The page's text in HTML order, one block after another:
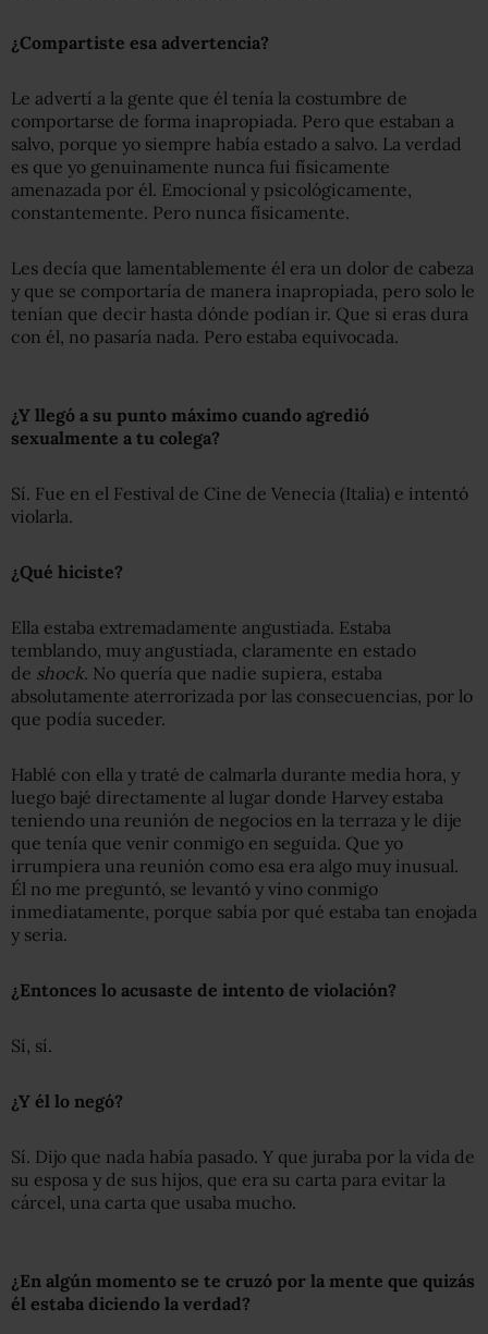
¿Compartiste esa advertencia?
Le advertí a la gente que él tenía la costumbre de
comportarse de forma inapropiada. Pero que estaban a
salvo, porque yo siempre había estado a salvo. La verdad
es que yo genuinamente nunca fui físicamente
amenazada por él. Emocional y psicológicamente,
constantemente. Pero nunca físicamente.
Les decía que lamentablemente él era un dolor de cabeza
y que se comportaría de manera inapropiada, pero solo le
tenían que decir hasta dónde podían ir. Que si eras dura
con él, no pasaría nada. Pero estaba equivocada.
¿Y llegó a su punto máximo cuando agredió
sexualmente a tu colega?
Sí. Fue en el Festival de Cine de Venecia (Italia) e intentó
violarla.
¿Qué hiciste?
Ella estaba extremadamente angustiada. Estaba
temblando, muy angustiada, claramente en estado
de shock. No quería que nadie supiera, estaba
absolutamente aterrorizada por las consecuencias, por lo
que podía suceder.
Hablé con ella y traté de calmarla durante media hora, y
luego bajé directamente al lugar donde Harvey estaba
teniendo una reunión de negocios en la terraza y le dije
que tenía que venir conmigo en seguida. Que yo
irrumpiera una reunión como esa era algo muy inusual.
Él no me preguntó, se levantó y vino conmigo
inmediatamente, porque sabía por qué estaba tan enojada
y seria.
¿Entonces lo acusaste de intento de violación?
Sí, sí.
¿Y él lo negó?
Sí. Dijo que nada había pasado. Y que juraba por la vida de
su esposa y de sus hijos, que era su carta para evitar la
cárcel, una carta que usaba mucho.
¿En algún momento se te cruzó por la mente que quizás
él estaba diciendo la verdad?